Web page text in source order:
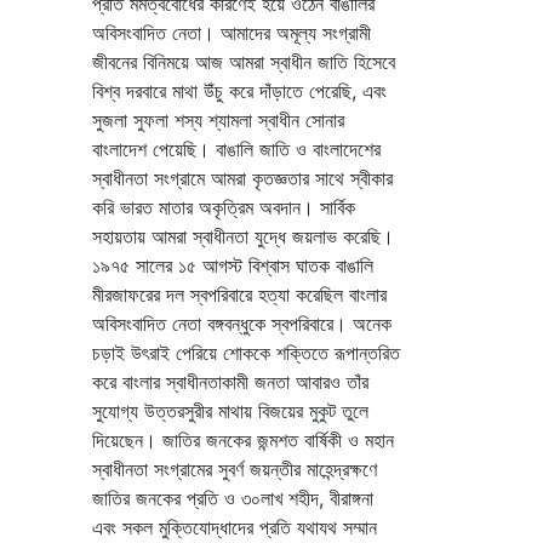
অবিসংবাদিত নেতা। আমাদের অমূল্য সংগ্রামী
জীবনের বিনিময়ে আজ আমরা স্বাধীন জাতি হিসেবে
বিশ্ব দরবারে মাথা উঁচু করে দাঁড়াতে পেরেছি, এবং
সুজলা সুফলা শস্য শ্যামলা স্বাধীন সোনার
বাংলাদেশ পেয়েছি। বাঙালি জাতি ও বাংলাদেশের
স্বাধীনতা সংগ্রামে আমরা কৃতজ্ঞতার সাথে স্বীকার
করি ভারত মাতার অকৃত্রিম অবদান। সার্বিক
সহায়তায় আমরা স্বাধীনতা যুদ্ধে জয়লাভ করেছি।
১৯৭৫ সালের ১৫ আগস্ট বিশ্বাস ঘাতক বাঙালি
মীরজাফরের দল স্বপরিবারে হত্যা করেছিল বাংলার
অবিসংবাদিত নেতা বঙ্গবন্ধুকে স্বপরিবারে। অনেক
চড়াই উৎরাই পেরিয়ে শোককে শক্তিতে রূপান্তরিত
করে বাংলার স্বাধীনতাকামী জনতা আবারও তাঁর
সুযোগ্য উত্তরসুরীর মাথায় বিজয়ের মুকুট তুলে
দিয়েছেন। জাতির জনকের জন্মশত বার্ষিকী ও মহান
স্বাধীনতা সংগ্রামের সুবর্ণ জয়ন্তীর মাহেন্দ্রক্ষণে
জাতির জনকের প্রতি ও ৩০লাখ শহীদ, বীরাঙ্গনা
এবং সকল মুক্তিযোদ্ধাদের প্রতি যথাযথ সম্মান